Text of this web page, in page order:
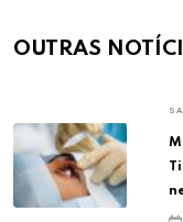
OUTRAS